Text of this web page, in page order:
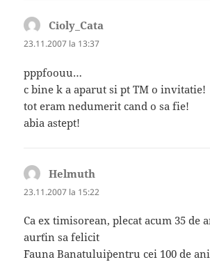
Cioly_Cata
23.11.2007 la 13:37
pppfoouu…
c bine k a aparut si pt TM o invitatie!
tot eram nedumerit cand o sa fie!
abia astept!
Helmuth
23.11.2007 la 15:22
Ca ex timisorean, plecat acum 35 de
aur`tin sa felicit
`Fauna Banatului`pentru cei 100 de